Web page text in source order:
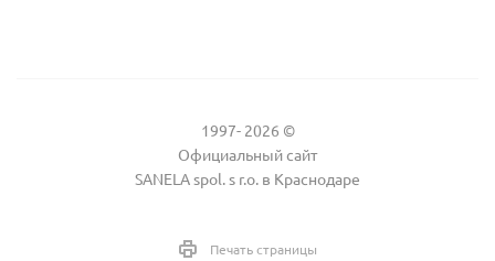
1997- 2026 ©
Официальный сайт
SANELA spol. s r.o. в Краснодаре
Печать страницы